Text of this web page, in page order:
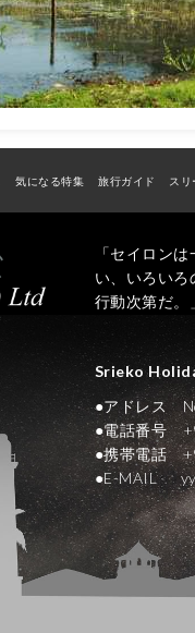
気になる特集 旅行ガイド スリ
「セイロン
い、いろい
行動次第だ
Srieko
●アドレス
●電話番号
●携帯電話
●E-MAIL